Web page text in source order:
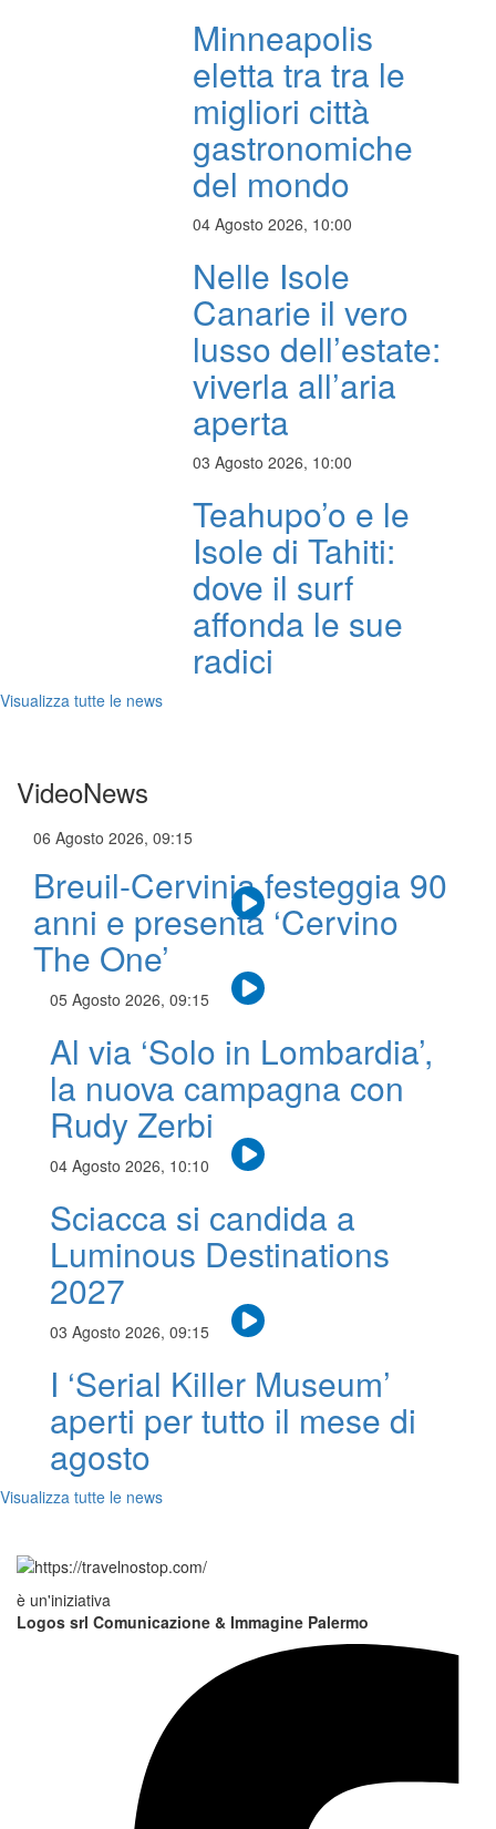
Minneapolis
eletta tra tra le
migliori città
gastronomiche
del mondo
04 Agosto 2026, 10:00
Nelle Isole
Canarie il vero
lusso dell’estate:
viverla all’aria
aperta
03 Agosto 2026, 10:00
Teahupo’o e le
Isole di Tahiti:
dove il surf
affonda le sue
radici
Visualizza tutte le news
VideoNews
06 Agosto 2026, 09:15
Breuil-Cervinia festeggia 90
anni e presenta ‘Cervino
The One’
05 Agosto 2026, 09:15
Al via ‘Solo in Lombardia’,
la nuova campagna con
Rudy Zerbi
04 Agosto 2026, 10:10
Sciacca si candida a
Luminous Destinations
2027
03 Agosto 2026, 09:15
I ‘Serial Killer Museum’
aperti per tutto il mese di
agosto
Visualizza tutte le news
è un'iniziativa
Logos srl Comunicazione & Immagine Palermo